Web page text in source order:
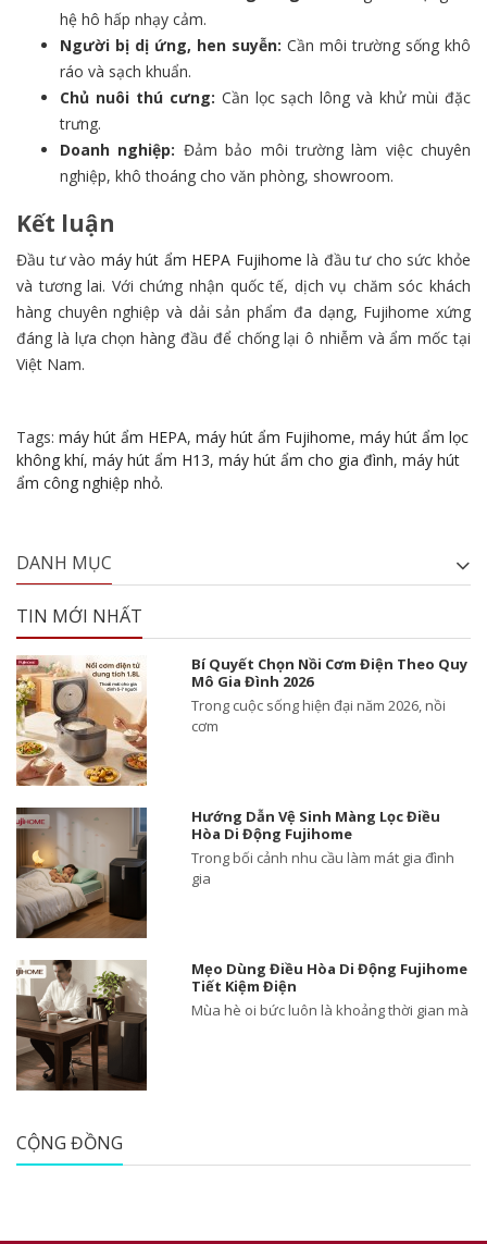
hệ hô hấp nhạy cảm.
Người bị dị ứng, hen suyễn: Cần môi trường sống khô
ráo và sạch khuẩn.
Chủ nuôi thú cưng: Cần lọc sạch lông và khử mùi đặc
trưng.
Doanh nghiệp: Đảm bảo môi trường làm việc chuyên
nghiệp, khô thoáng cho văn phòng, showroom.
Kết luận
Đầu tư vào máy hút ẩm HEPA Fujihome là đầu tư cho sức khỏe
và tương lai. Với chứng nhận quốc tế, dịch vụ chăm sóc khách
hàng chuyên nghiệp và dải sản phẩm đa dạng, Fujihome xứng
đáng là lựa chọn hàng đầu để chống lại ô nhiễm và ẩm mốc tại
Việt Nam.
Tags: máy hút ẩm HEPA, máy hút ẩm Fujihome, máy hút ẩm lọc
không khí, máy hút ẩm H13, máy hút ẩm cho gia đình, máy hút
ẩm công nghiệp nhỏ.
DANH MỤC
TIN MỚI NHẤT
Bí Quyết Chọn Nồi Cơm Điện Theo Quy
Mô Gia Đình 2026
Trong cuộc sống hiện đại năm 2026, nồi
cơm
Hướng Dẫn Vệ Sinh Màng Lọc Điều
Hòa Di Động Fujihome
Trong bối cảnh nhu cầu làm mát gia đình
gia
Mẹo Dùng Điều Hòa Di Động Fujihome
Tiết Kiệm Điện
Mùa hè oi bức luôn là khoảng thời gian mà
CỘNG ĐỒNG